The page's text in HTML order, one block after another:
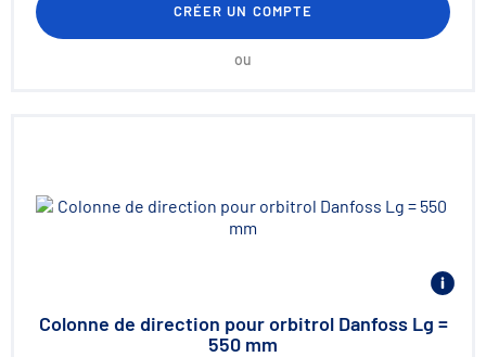
CRÉER UN COMPTE
ou
Colonne de direction pour orbitrol Danfoss Lg =
550 mm